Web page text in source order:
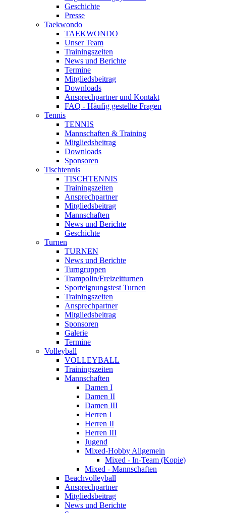
Geschichte
Presse
Taekwondo
TAEKWONDO
Unser Team
Trainingszeiten
News und Berichte
Termine
Mitgliedsbeitrag
Downloads
Ansprechpartner und Kontakt
FAQ - Häufig gestellte Fragen
Tennis
TENNIS
Mannschaften & Training
Mitgliedsbeitrag
Downloads
Sponsoren
Tischtennis
TISCHTENNIS
Trainingszeiten
Ansprechpartner
Mitgliedsbeitrag
Mannschaften
News und Berichte
Geschichte
Turnen
TURNEN
News und Berichte
Turngruppen
Trampolin/Freizeitturnen
Sporteignungstest Turnen
Trainingszeiten
Ansprechpartner
Mitgliedsbeitrag
Sponsoren
Galerie
Termine
Volleyball
VOLLEYBALL
Trainingszeiten
Mannschaften
Damen I
Damen II
Damen III
Herren I
Herren II
Herren III
Jugend
Mixed-Hobby Allgemein
Mixed - In-Team (Kopie)
Mixed - Mannschaften
Beachvolleyball
Ansprechpartner
Mitgliedsbeitrag
News und Berichte